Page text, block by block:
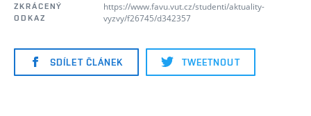
ZKRÁCENÝ
ODKAZ
https://www.favu.vut.cz/studenti/aktuality-
vyzvy/f26745/d342357
SDÍLET ČLÁNEK TWEETNOUT